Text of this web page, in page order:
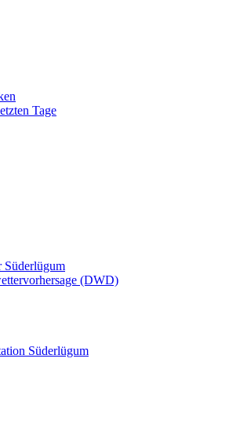
Tage
Süderlügum
(DWD)
Süderlügum